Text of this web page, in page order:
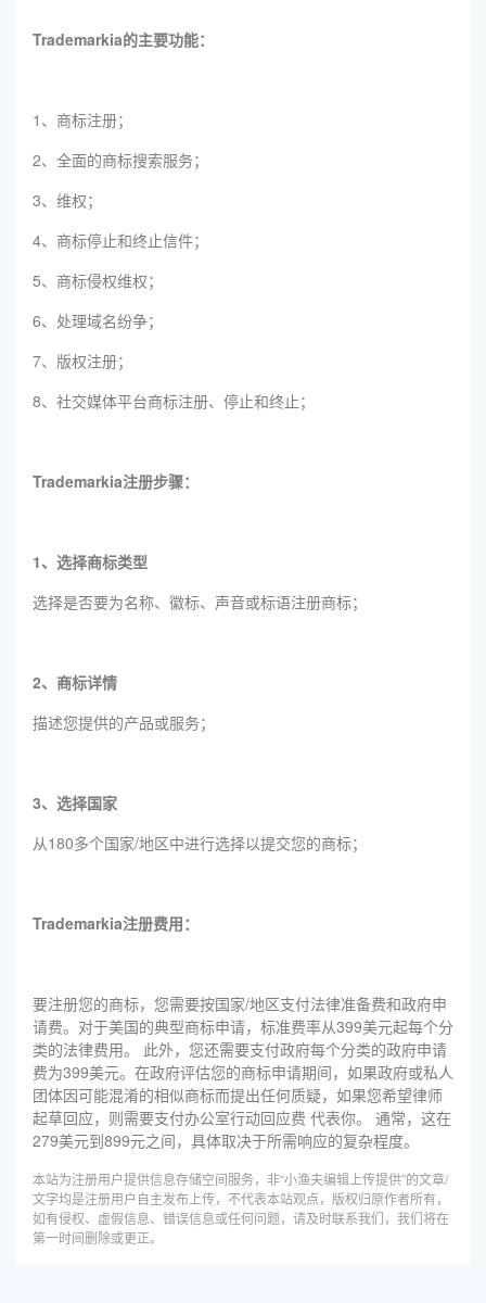
Trademarkia的主要功能：
1、商标注册；
2、全面的商标搜索服务；
3、维权；
4、商标停止和终止信件；
5、商标侵权维权；
6、处理域名纷争；
7、版权注册；
8、社交媒体平台商标注册、停止和终止；
Trademarkia注册步骤：
1、选择商标类型
选择是否要为名称、徽标、声音或标语注册商标；
2、商标详情
描述您提供的产品或服务；
3、选择国家
从180多个国家/地区中进行选择以提交您的商标；
Trademarkia注册费用：
要注册您的商标，您需要按国家/地区支付法律准备费和政府申
请费。对于美国的典型商标申请，标准费率从399美元起每个分
类的法律费用。 此外，您还需要支付政府每个分类的政府申请
费为399美元。在政府评估您的商标申请期间，如果政府或私人
团体因可能混淆的相似商标而提出任何质疑，如果您希望律师
起草回应，则需要支付办公室行动回应费 代表你。 通常，这在
279美元到899元之间，具体取决于所需响应的复杂程度。
本站为注册用户提供信息存储空间服务，非“小渔夫编辑上传提供”的文章/
文字均是注册用户自主发布上传，不代表本站观点，版权归原作者所有，
如有侵权、虚假信息、错误信息或任何问题，请及时联系我们，我们将在
第一时间删除或更正。